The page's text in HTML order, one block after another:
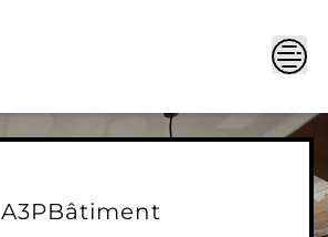
A3PBâtiment